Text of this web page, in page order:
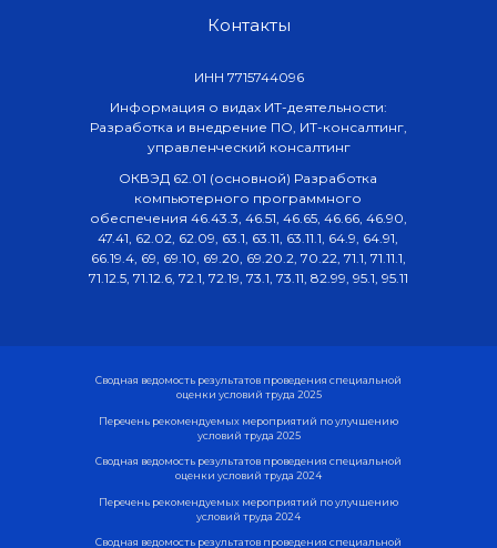
Информация о видах ИТ-деятельности:
Разработка и внедрение ПО, ИТ-консалтинг,
управленческий консалтинг
ОКВЭД 62.01 (основной) Разработка
компьютерного программного
обеспечения 46.43.3, 46.51, 46.65, 46.66, 46.90,
47.41, 62.02, 62.09, 63.1, 63.11, 63.11.1, 64.9, 64.91,
66.19.4, 69, 69.10, 69.20, 69.20.2, 70.22, 71.1, 71.11.1,
71.12.5, 71.12.6, 72.1, 72.19, 73.1, 73.11, 82.99, 95.1, 95.11
ИНН 7715744096
Контакты
Сводная ведомость результатов проведения специальной
Сводная ведомость результатов проведения специальной
оценки условий труда 2024
Перечень рекомендуемых мероприятий по улучшению
условий труда 2024
Сводная ведомость результатов проведения специальной
оценки условий труда 2025
Перечень рекомендуемых мероприятий по улучшению
условий труда 2025